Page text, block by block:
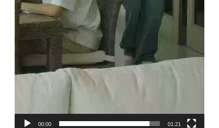
00:00 01:21